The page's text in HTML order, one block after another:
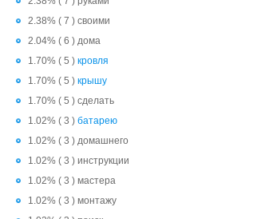
2.38% ( 7 ) своими
2.04% ( 6 ) дома
1.70% ( 5 )кровля
1.70% ( 5 )крышу
1.70% ( 5 ) сделать
1.02% ( 3 )батарею
1.02% ( 3 ) домашнего
1.02% ( 3 ) инструкции
1.02% ( 3 ) мастера
1.02% ( 3 ) монтажу